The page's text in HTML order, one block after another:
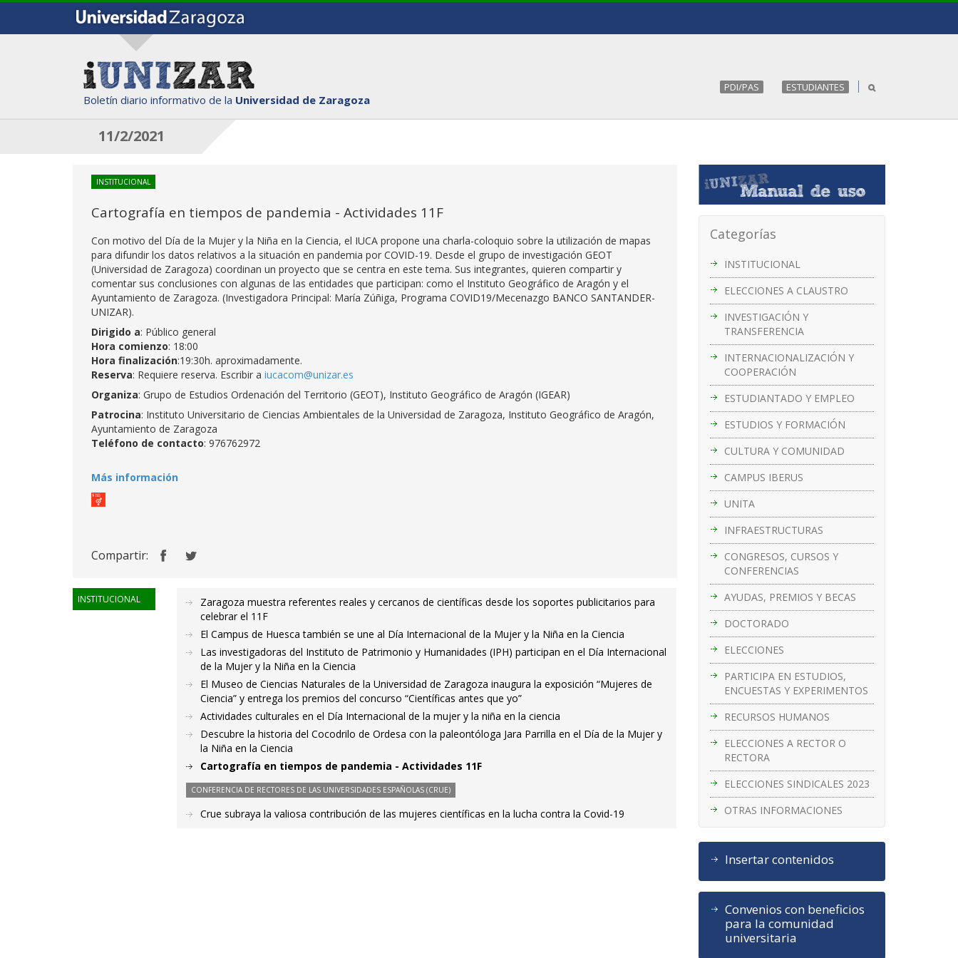
Boletín diario informativo de la Universidad de Zaragoza
PDI/PAS ESTUDIANTES
11/2/2021
Categorías
INSTITUCIONAL
ELECCIONES A CLAUSTRO
INVESTIGACIÓN Y
TRANSFERENCIA
INTERNACIONALIZACIÓN Y
COOPERACIÓN
ESTUDIANTADO Y EMPLEO
ESTUDIOS Y FORMACIÓN
CULTURA Y COMUNIDAD
CAMPUS IBERUS
UNITA
INFRAESTRUCTURAS
CONGRESOS, CURSOS Y
CONFERENCIAS
AYUDAS, PREMIOS Y BECAS
DOCTORADO
ELECCIONES
PARTICIPA EN ESTUDIOS,
ENCUESTAS Y EXPERIMENTOS
RECURSOS HUMANOS
ELECCIONES A RECTOR O
RECTORA
ELECCIONES SINDICALES 2023
OTRAS INFORMACIONES
Insertar contenidos
Convenios con beneficios
para la comunidad
universitaria
INSTITUCIONAL
Cartografía en tiempos de pandemia - Actividades 11F
Con motivo del Día de la Mujer y la Niña en la Ciencia, el IUCA propone una charla-coloquio sobre la utilización de mapas
para difundir los datos relativos a la situación en pandemia por COVID-19. Desde el grupo de investigación GEOT
(Universidad de Zaragoza) coordinan un proyecto que se centra en este tema. Sus integrantes, quieren compartir y
comentar sus conclusiones con algunas de las entidades que participan: como el Instituto Geográfico de Aragón y el
Ayuntamiento de Zaragoza. (Investigadora Principal: María Zúñiga, Programa COVID19/Mecenazgo BANCO SANTANDER-
UNIZAR).
Dirigido a: Público general
Hora comienzo: 18:00
Hora finalización:19:30h. aproximadamente.
Reserva: Requiere reserva. Escribir a iucacom@unizar.es
Organiza: Grupo de Estudios Ordenación del Territorio (GEOT), Instituto Geográfico de Aragón (IGEAR)
Patrocina: Instituto Universitario de Ciencias Ambientales de la Universidad de Zaragoza, Instituto Geográfico de Aragón,
Ayuntamiento de Zaragoza
Teléfono de contacto: 976762972
Más información
Compartir:
INSTITUCIONAL
Zaragoza muestra referentes reales y cercanos de científicas desde los soportes publicitarios para
celebrar el 11F
El Campus de Huesca también se une al Día Internacional de la Mujer y la Niña en la Ciencia
Las investigadoras del Instituto de Patrimonio y Humanidades (IPH) participan en el Día Internacional
de la Mujer y la Niña en la Ciencia
El Museo de Ciencias Naturales de la Universidad de Zaragoza inaugura la exposición “Mujeres de
Ciencia” y entrega los premios del concurso “Científicas antes que yo”
Actividades culturales en el Día Internacional de la mujer y la niña en la ciencia
Descubre la historia del Cocodrilo de Ordesa con la paleontóloga Jara Parrilla en el Día de la Mujer y
la Niña en la Ciencia
Cartografía en tiempos de pandemia - Actividades 11F
CONFERENCIA DE RECTORES DE LAS UNIVERSIDADES ESPAÑOLAS (CRUE)
Crue subraya la valiosa contribución de las mujeres científicas en la lucha contra la Covid-19